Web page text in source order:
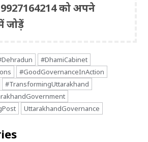
को अपने
जोड़ें
#DhamiCabinet
#GoodGovernanceInAction
#TransformingUttarakhand
UttarakhandGovernance